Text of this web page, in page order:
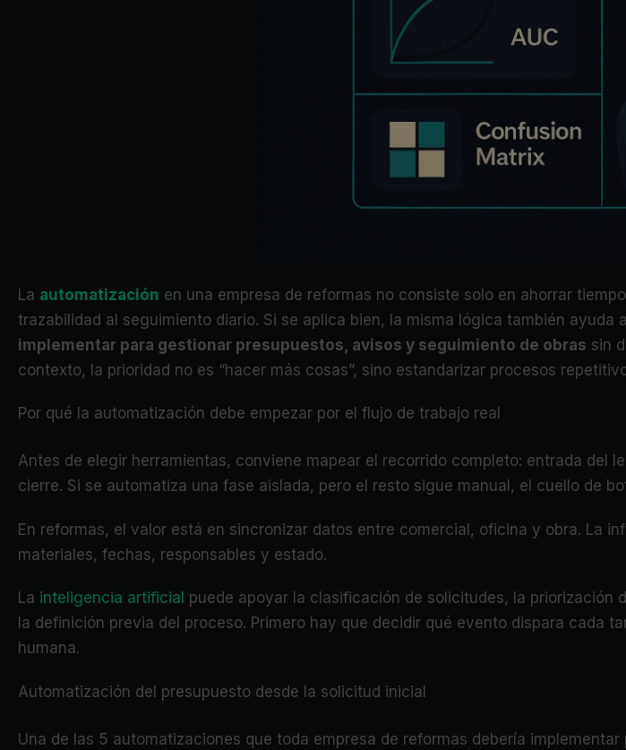
La automatización en una empresa de reformas no consiste solo en ahorrar
trazabilidad al seguimiento diario. Si se aplica bien, la misma lógica también ayuda
implementar para gestionar presupuestos, avisos y seguimiento de obras sin
contexto, la prioridad no es “hacer más cosas”, sino estandarizar procesos
Por qué la automatización debe empezar por el flujo de trabajo real
Antes de elegir herramientas, conviene mapear el recorrido completo: entrada
cierre. Si se automatiza una fase aislada, pero el resto sigue manual, el cuello de
En reformas, el valor está en sincronizar datos entre comercial, oficina y obra. La
materiales, fechas, responsables y estado.
La inteligencia artificial puede apoyar la clasificación de solicitudes, la
la definición previa del proceso. Primero hay que decidir qué evento dispara cada
humana.
Automatización del presupuesto desde la solicitud inicial
Una de las 5 automatizaciones que toda empresa de reformas debería